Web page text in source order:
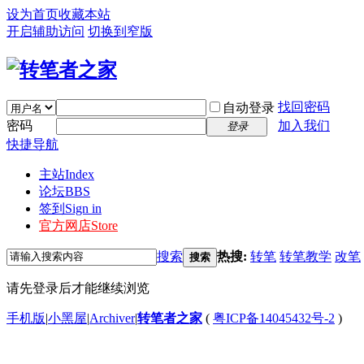
设为首页收藏本站
开启辅助访问 切换到窄版
自动登录 找回密码
密码
登录
加入我们
快捷导航
主站Index
论坛BBS
签到 Sign in
官方网店Store
搜索 搜索 热搜: 转笔 转笔教学 改笔
请先登录后才能继续浏览
手机版|小黑屋|Archiver|转笔者之家 ( 粤ICP备14045432号-2 )